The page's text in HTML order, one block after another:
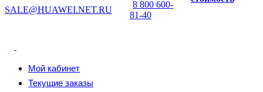
SALE@HUAWEI.NET.RU
8 800 600-
81-40
Мой кабинет
Текущие заказы